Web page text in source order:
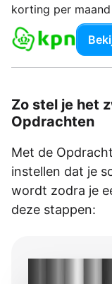
korting per
Zo stel je het
Opdrachten
Met de
instellen dat je
wordt zodra je
deze stappen: